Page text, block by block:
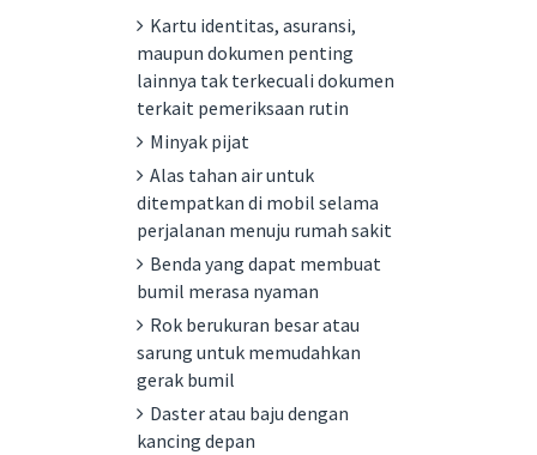
Kartu identitas, asuransi,
maupun dokumen penting
lainnya tak terkecuali dokumen
terkait pemeriksaan rutin
Minyak pijat
Alas tahan air untuk
ditempatkan di mobil selama
perjalanan menuju rumah sakit
Benda yang dapat membuat
bumil merasa nyaman
Rok berukuran besar atau
sarung untuk memudahkan
gerak bumil
Daster atau baju dengan
kancing depan